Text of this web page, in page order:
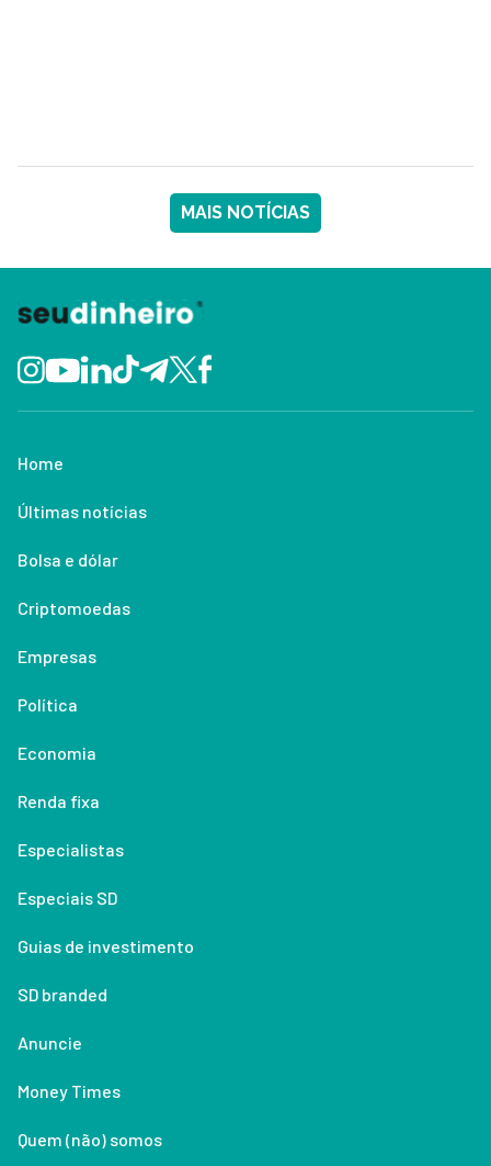
MAIS NOTÍCIAS
Home
Últimas notícias
Bolsa e dólar
Criptomoedas
Empresas
Política
Economia
Renda fixa
Especialistas
Especiais SD
Guias de investimento
SD branded
Anuncie
Money Times
Quem (não) somos